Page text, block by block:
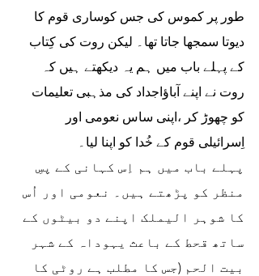
طور پر کموس کی جس کوساری قوم کا
دیوتا سمجھا جاتا تھا۔ لیکن روت کی کِتاب
کے پہلے باب میں ہم یہ دیکھتے ہیں کہ
روت نے اپنے آباؤاجداد کی مذہبی تعلیمات
کو چھوڑ کر ،اپنی ساس نعومی اور
اِسرائیلی قوم کے خُدا کو اپنا لیا۔
پہلے باب میں ہم اِس کہانی کے پسِ
منظر کو پڑھتے ہیں۔ نعومی اور اُس
کا شوہر الیملک اپنے دو بیٹوں کے
ساتھ قحط کے باعث یہوداہ کے شہر
بیت الحم (جس کا مطلب ہے روٹی کا